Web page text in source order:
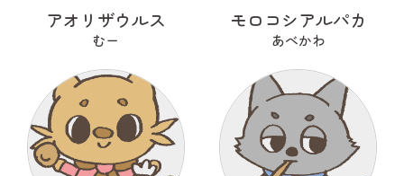
アオリザウルス
むー
モロコシアルパカ
あべかわ